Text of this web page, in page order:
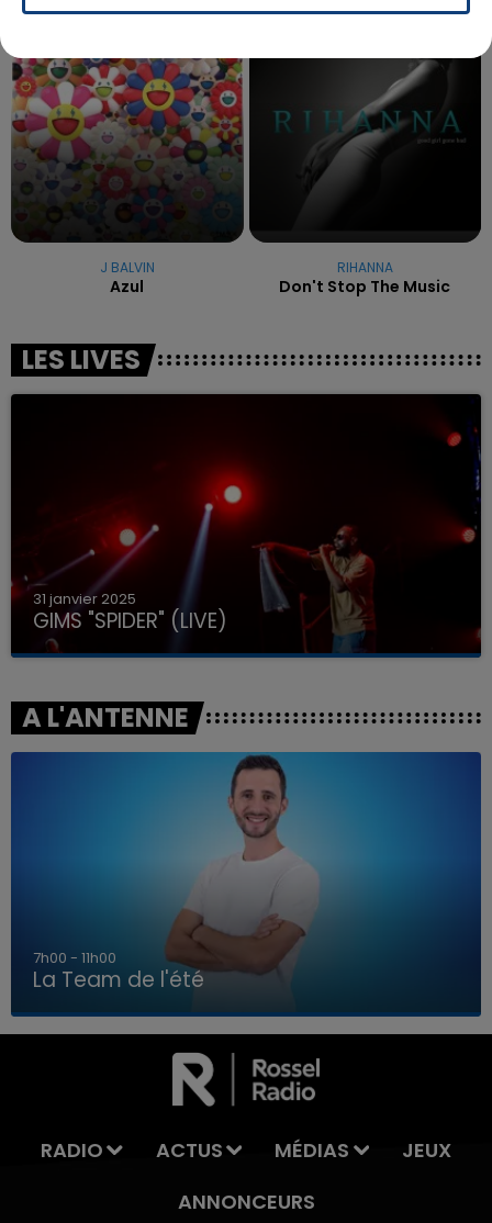
LA TEAM DE L'ÉTÉ
J BALVIN
Azul
RIHANNA
Don't Stop The Music
LES LIVES
31 janvier 2025
GIMS "SPIDER" (LIVE)
A L'ANTENNE
7h00 - 11h00
La Team de l'été
RADIO ACTUS MÉDIAS
JEUX
ANNONCEURS